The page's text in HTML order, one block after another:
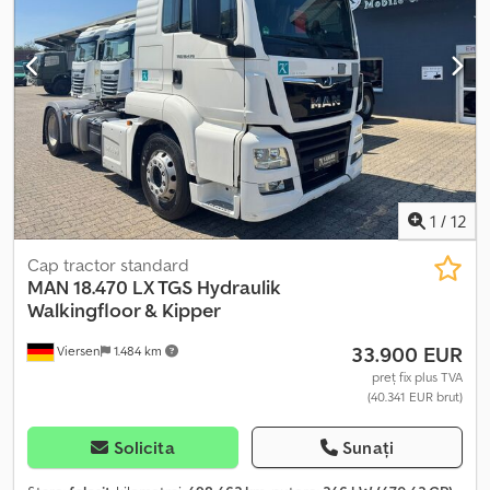
dreaptă * Cameră pentru mers înapoi * Radio audio Bluetooth *
Aer condiționat * Cutie de viteze manuală cu 6 trepte * Senzori
de parcare față/spate * Profil anvelope aprox. 80% * Stare
îngrijită interior/exterior * Perete despărțitor - Inspecție și emisii
proaspete (TÜV+ASU) - Livrare oriunde în Germania - Test drive
posibil oricând Dcedezf Txuopfx Am Rsk - Condiții avantajoase de
finanțare - Acceptăm vehicul la schimb Program inclusiv
duminica, cu programare prealabilă
1 / 12
Viersen 1.484 km
Cap tractor standard
MAN 18.470 LX TGS Hydraulik
Walkingfloor & Kipper
33.900 EUR
preț fix plus TVA
(40.341 EUR brut)
Solicita Sunați